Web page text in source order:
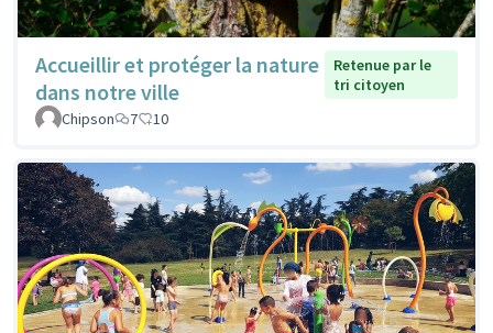
Accueillir et protéger la nature
dans notre ville
Retenue par le
tri citoyen
Chipson
7 10